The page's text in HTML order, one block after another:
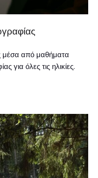
μέσα από μαθήματα
για όλες τις ηλικίες.